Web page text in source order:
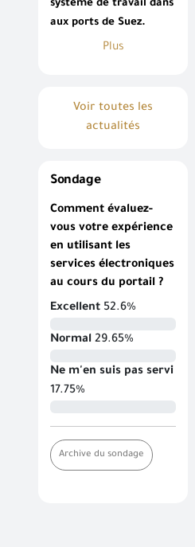
système de travail dans
aux ports de Suez.
Plus
Voir toutes les
actualités
Sondage
Comment évaluez-
vous votre expérience
en utilisant les
services électroniques
au cours du portail ?
Excellent 52.6%
Normal 29.65%
Ne m'en suis pas servi
17.75%
Archive du sondage